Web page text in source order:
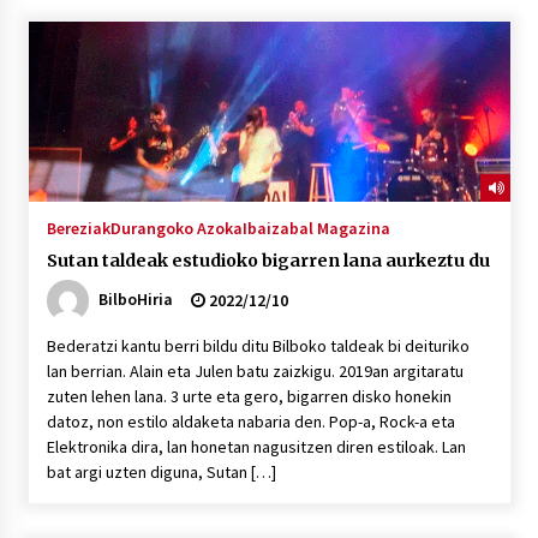
“Hiztegi bat” Gorka Urbizuk idatzitako letren
hiztegia
2026/07/23
Bakaikuko barnetegitik gazteek egindako saio
berezia
Tuba eta bonbardinoaren astea, Bilboko
Kontserbatorioan protagonista
Auzoportala : 1×04 Auzofoniak
2026/07/15
BereziakDurangoko AzokaIbaizabal Magazina
Sutan taldeak estudioko bigarren lana aurkeztu du
BilboHiria
2022/12/10
Bederatzi kantu berri bildu ditu Bilboko taldeak bi deituriko
lan berrian. Alain eta Julen batu zaizkigu. 2019an argitaratu
zuten lehen lana. 3 urte eta gero, bigarren disko honekin
datoz, non estilo aldaketa nabaria den. Pop-a, Rock-a eta
Elektronika dira, lan honetan nagusitzen diren estiloak. Lan
bat argi uzten diguna, Sutan […]